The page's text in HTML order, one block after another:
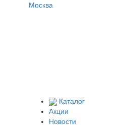
Москва
Каталог
Акции
Новости